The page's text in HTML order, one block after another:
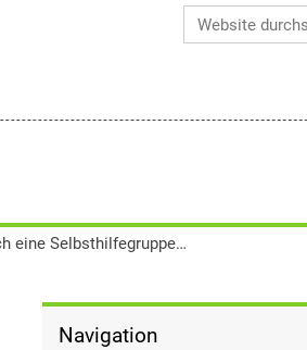
Erweiterte Suche…
Karin Moll hatte sich eine Selbsthilfegruppe zunächst anders vorgestellt.
Navigation